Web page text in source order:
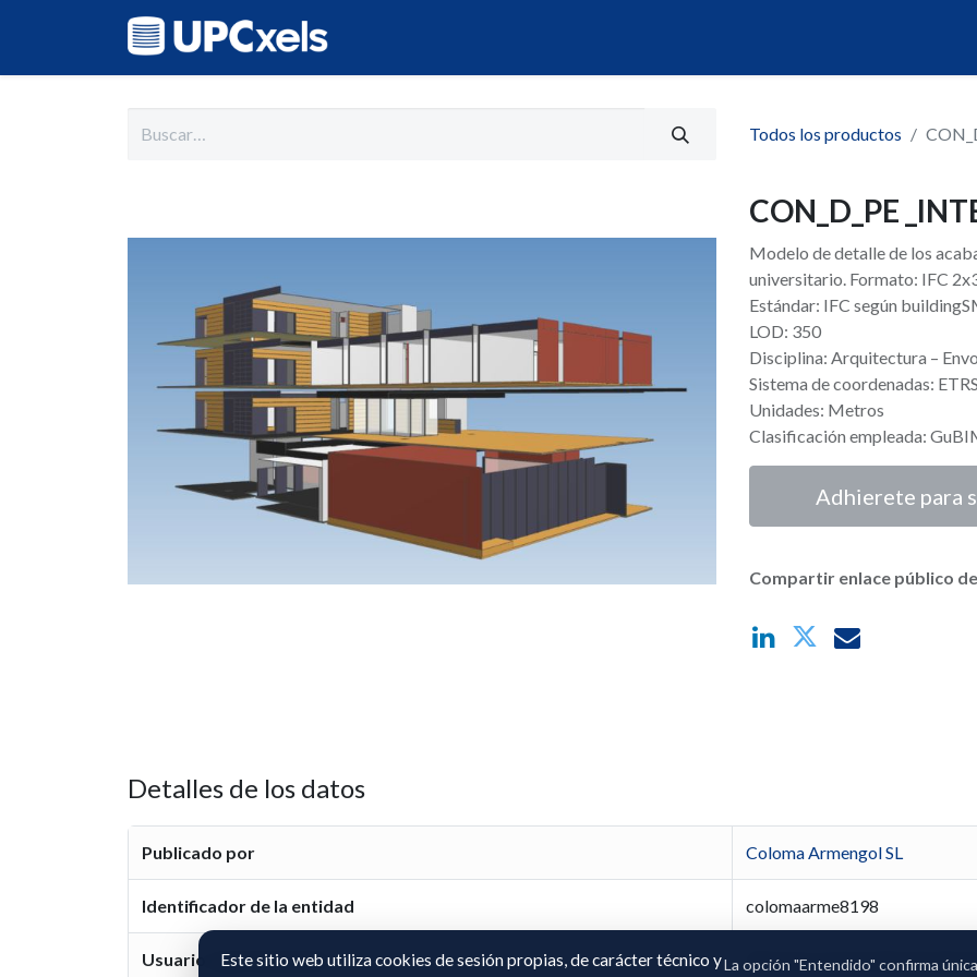
Todos los productos
CON_D_PE
Modelo de detalle de los
universitario. Formato: IFC
Estándar: IFC según
LOD: 350
Disciplina: Arquitectura –
Sistema de coordenadas:
Unidades: Metros
Clasificación empleada:
Adhierete para
Compartir enlace público
Detalles de los datos
Publicado por Coloma Armengol SL
Identificador de la entidad colomaarme8198
Usuario representante Montserrat Armengol
Este sitio web utiliza cookies de sesión propias, de carácter técnico yLa opción "Entendido" confirma